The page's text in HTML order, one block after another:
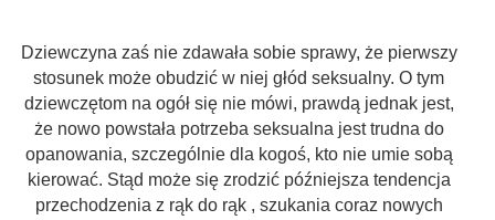
Dziewczyna zaś nie zdawała sobie sprawy, że pierwszy
stosunek może obudzić w niej głód seksualny. O tym
dziewczętom na ogół się nie mówi, prawdą jednak jest,
że nowo powstała potrzeba seksualna jest trudna do
opanowania, szczególnie dla kogoś, kto nie umie sobą
kierować. Stąd może się zrodzić późniejsza tendencja
przechodzenia z rąk do rąk , szukania coraz nowych